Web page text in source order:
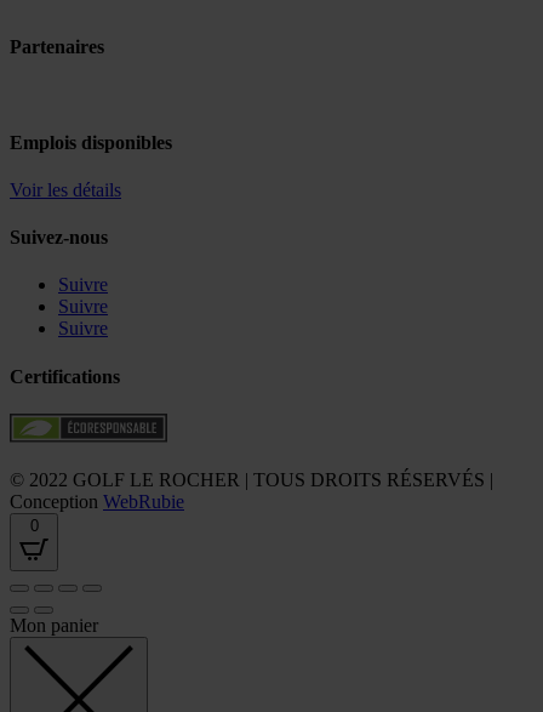
Partenaires
Emplois disponibles
Voir les détails
Suivez-nous
Suivre
Suivre
Suivre
Certifications
© 2022 GOLF LE ROCHER | TOUS DROITS RÉSERVÉS |
Conception WebRubie
0
Mon panier